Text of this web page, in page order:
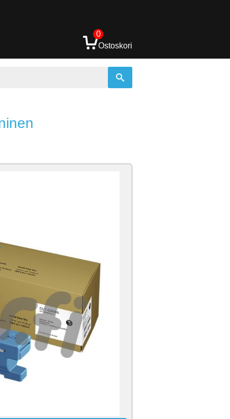
0
Ostoskori